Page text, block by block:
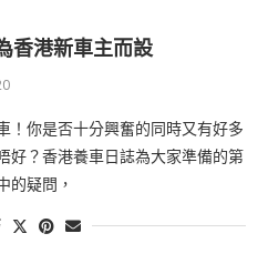
香港新車主而設
！你是否十分興奮的同時又有好多
好？香港養車日誌為大家準備的第
的疑問，